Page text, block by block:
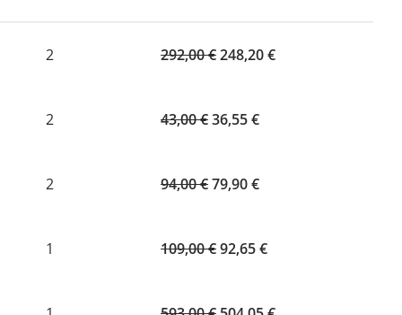
2 292,00€Original
292,00 €.
248,20€Current
2 43,00€Original
43,00 €.
36,55€Current
36,55 €.
2 94,00€Original
94,00 €.
79,90€Current
79,90 €.
1 109,00€Original
92,65€Current